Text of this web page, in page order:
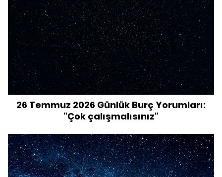
26 Temmuz 2026 Günlük Burç Yorumları:
"Çok çalışmalısınız"